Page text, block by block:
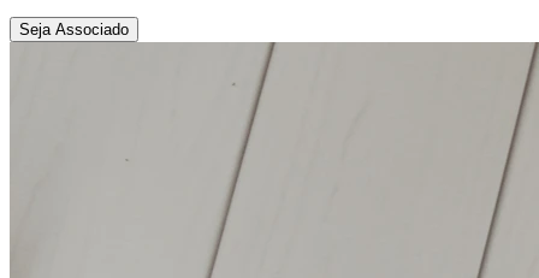
Seja Associado